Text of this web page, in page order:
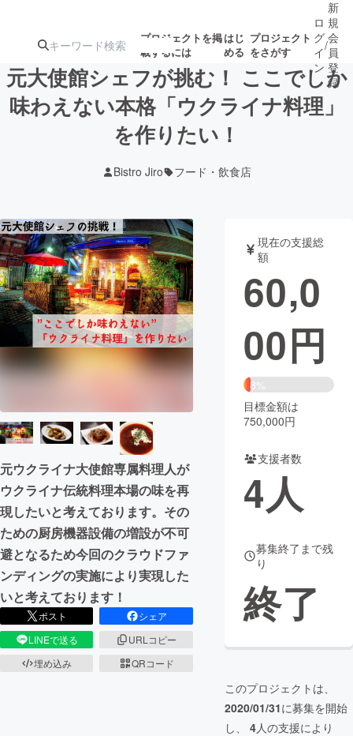
プロジェクトを掲
載するには
はじ
める
プロジェクト
をさがす
注目の新着プロ
ジェクト
募集終了が近いプ
テクノロジー・ガジェット
映像・映画 書籍・雑誌
ビジネス・起業 チャレンジ
CAMPFIRE for Social Good
CAMPFIRE Creation
CAMPFIREふるさと納税
コミュニティ
ロ
グ
イ
ン
/
新
規
会
員
登
録
元大使館シェフが挑む！ ここでしか
味わえない本格「ウクライナ料理」
を作りたい！
Bistro Jiro フード・飲食店
元ウクライナ大使館専属料理人が
ウクライナ伝統料理本場の味を再
現したいと考えております。その
ための厨房機器設備の増設が不可
避となるため今回のクラウドファ
ンディングの実施により実現した
いと考えております！
ポスト
シェア
LINEで送る
URLコピー
埋め込み
QRコード
現在の支援総
額
60,0
00円
8%
目標金額は
750,000円
支援者数
4人
募集終了まで残
り
終了
このプロジェクトは、
2020/01/31に募集を開始
し、 4人の支援により